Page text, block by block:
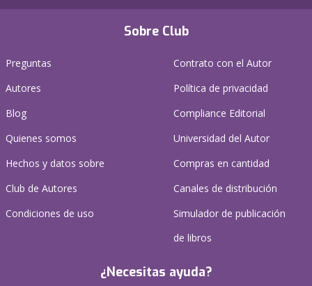
Sobre Club
Preguntas
Autores
Blog
Quienes somos
Hechos y datos sobre
Club de Autores
Condiciones de uso
Contrato con el Autor
Política de privacidad
Compliance Editorial
Universidad del Autor
Compras en cantidad
Canales de distribución
Simulador de publicación
de libros
¿Necesitas ayuda?